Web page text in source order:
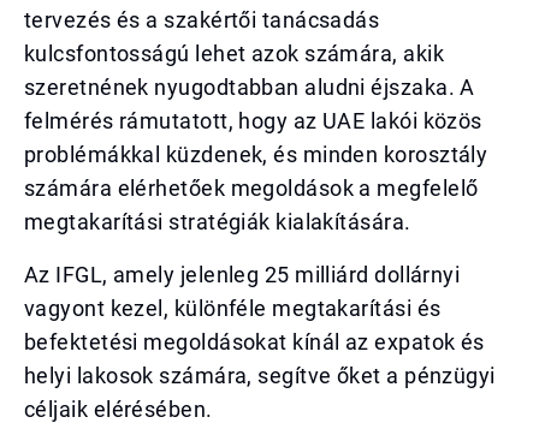
tervezés és a szakértői tanácsadás
kulcsfontosságú lehet azok számára, akik
szeretnének nyugodtabban aludni éjszaka. A
felmérés rámutatott, hogy az UAE lakói közös
problémákkal küzdenek, és minden korosztály
számára elérhetőek megoldások a megfelelő
megtakarítási stratégiák kialakítására.
Az IFGL, amely jelenleg 25 milliárd dollárnyi
vagyont kezel, különféle megtakarítási és
befektetési megoldásokat kínál az expatok és
helyi lakosok számára, segítve őket a pénzügyi
céljaik elérésében.